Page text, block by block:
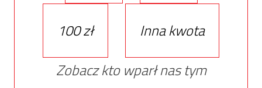
100 zł
Inna kwota
Zobacz kto wparł nas tym